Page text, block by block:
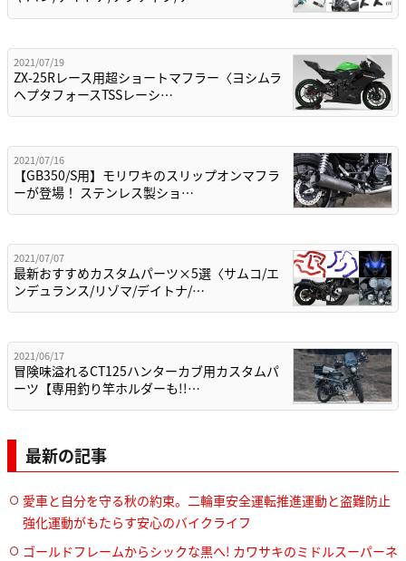
2021/07/19
ZX-25Rレース用超ショートマフラー〈ヨシムラ
ヘプタフォースTSSレーシ…
2021/07/16
【GB350/S用】モリワキのスリップオンマフラ
ーが登場！ ステンレス製ショ…
2021/07/07
最新おすすめカスタムパーツ×5選〈サムコ/エ
ンデュランス/リゾマ/デイトナ/…
2021/06/17
冒険味溢れるCT125ハンターカブ用カスタムパ
ーツ【専用釣り竿ホルダーも!!…
最新の記事
愛車と自分を守る秋の約束。二輪車安全運転推進運動と盗難防止
強化運動がもたらす安心のバイクライフ
ゴールドフレームからシックな黒へ! カワサキのミドルスーパーネ